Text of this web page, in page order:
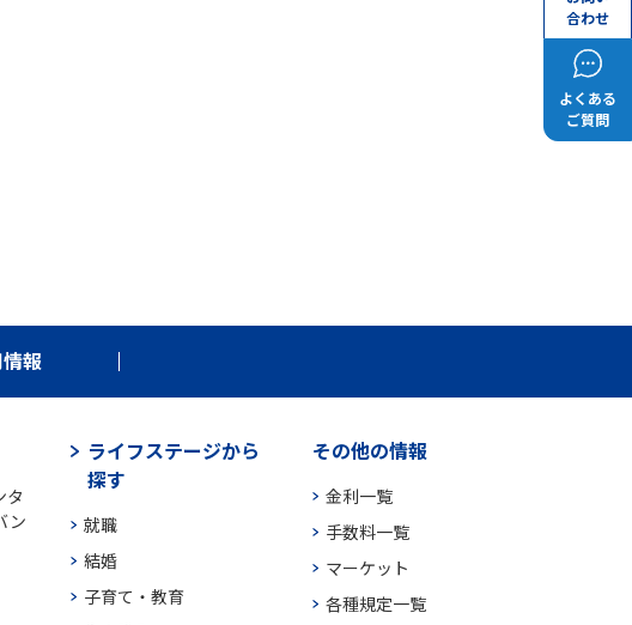
合わせ
よくある
ご質問
報
タ
ン
ライフステージから
探す
就職
結婚
子育て・教育
その他の情報
金利一覧
手数料一覧
マーケット
各種規定一覧